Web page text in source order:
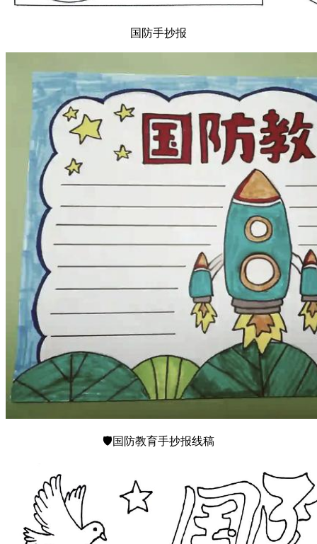
国防手抄报
🛡️国防教育手抄报线稿